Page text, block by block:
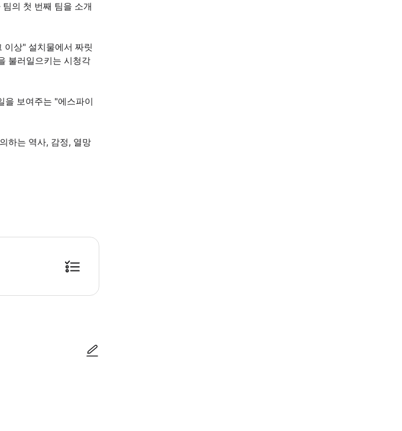
의 첫 번째 팀을 소개
이상" 설치물에서 짜릿
불러일으키는 시청각
을 보여주는 "에스파이
하는 역사, 감정, 열망
캄프누 경기장 오시는 길은 이용하실 수 없습니다.